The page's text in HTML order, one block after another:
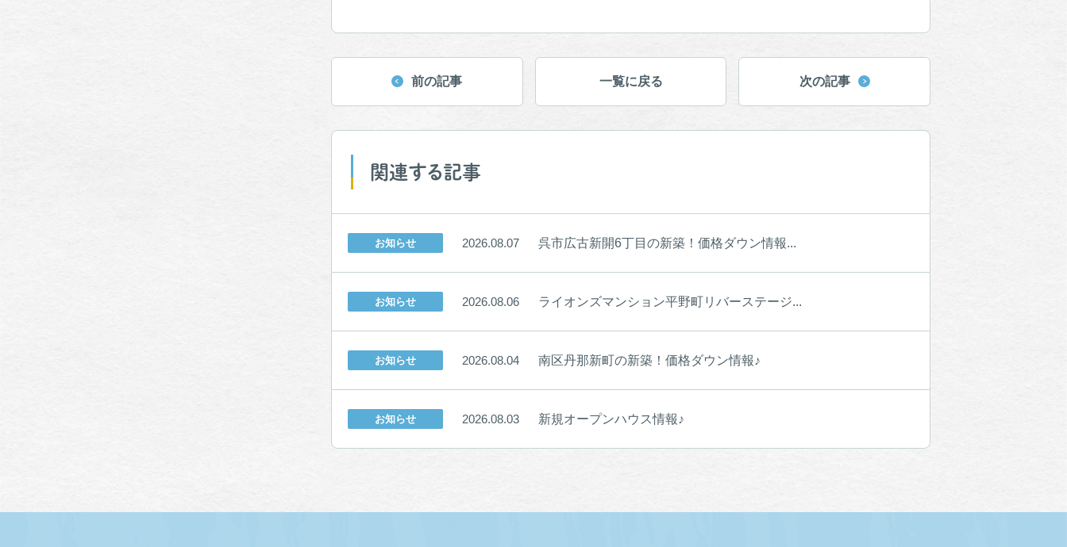
前の記事 一覧に戻る 次の記事
関連する記事
お知らせ 2026.08.07 呉市広古新開6丁目の新築！価格ダウン情報...
お知らせ 2026.08.06 ライオンズマンション平野町リバーステージ...
お知らせ 2026.08.04 南区丹那新町の新築！価格ダウン情報♪
お知らせ 2026.08.03 新規オープンハウス情報♪